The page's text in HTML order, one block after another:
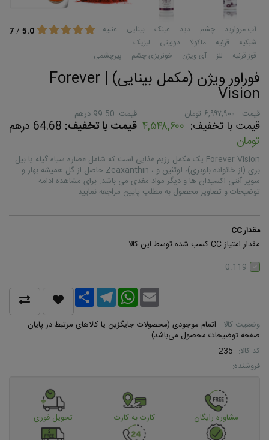
5.0
/
7 آب مروارید چشم دید عینک بینایی
عنبیه
شبکیه
قرنیه ماکولا دوبینی
لیزیک
قوز قرنیه
لنز آی ویژن خونریزی چشم پیرچشمی
فوراور ویژن (مکمل بینایی) | Forever
Vision
قیمت: 99.50 درهم
قیمت با تخفیف: 64.68 درهم
قیمت: ۶,۹۹۷,۹۰۰ تومان
قیمت با تخفیف: ۴,۵۴۸,۶۰۰
تومان
Forever Vision یک مکمل رژیم غذایی است که شامل عصاره سیاه گیله یا بیل
بری (از خانواده بلوبری)، لوتئین و ، Zeaxanthin حاصل از گل همیشه بهار و
سوپر آنتی اکسیدان ها و دیگر مواد مغذی می باشد. برای مشاهده ادامه
توضیحات و تصاویر محصول به مطلب پایین مراجعه نمایید.
مقدار CC
مقدار امتیاز CC کسب شده توسط این کالا
0.119
Share
TelegramWhatsAppEmail
وضعیت کالا: اتمام موجودی (محصولات جایگزین یا کالاهای مرتبط در پایان
صفحه توضیحات محصول می‌باشد)
کد کالا: 235
فروشنده:
مشاوره رایگان کارت به کارت تحویل فوری